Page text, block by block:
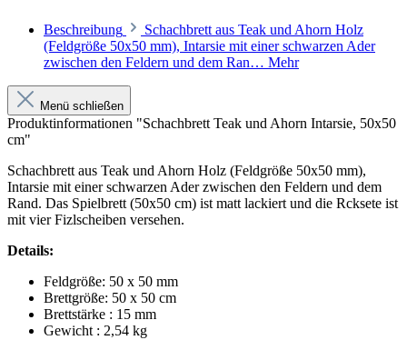
Beschreibung
Schachbrett aus Teak und Ahorn Holz
(Feldgröße 50x50 mm), Intarsie mit einer schwarzen Ader
zwischen den Feldern und dem Ran… Mehr
Menü schließen
Produktinformationen "Schachbrett Teak und Ahorn Intarsie, 50x50
cm"
Schachbrett aus Teak und Ahorn Holz (Feldgröße 50x50 mm),
Intarsie mit einer schwarzen Ader zwischen den Feldern und dem
Rand. Das Spielbrett (50x50 cm) ist matt lackiert und die Rcksete ist
mit vier Fizlscheiben versehen.
Details:
Feldgröße: 50 x 50 mm
Brettgröße: 50 x 50 cm
Brettstärke : 15 mm
Gewicht : 2,54 kg